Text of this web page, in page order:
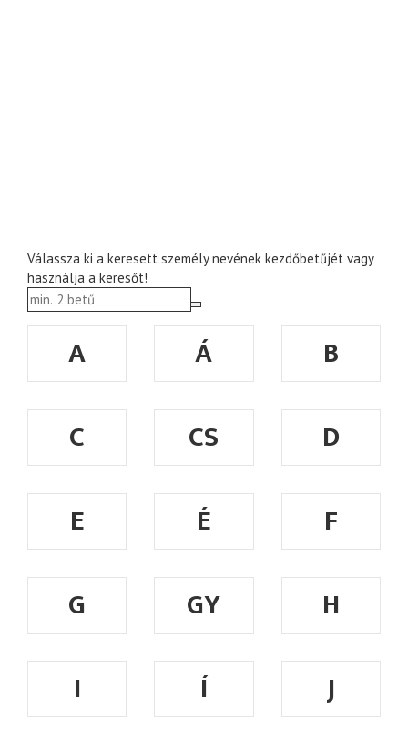
Válassza ki a keresett személy nevének kezdőbetűjét vagy
használja a keresőt!
A Á
B
C
CS
D
E
É
F
G
GY
H
I
Í
J